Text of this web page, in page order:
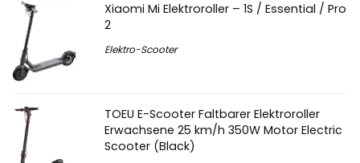
Xiaomi Mi Elektroroller – 1S / Essential / Pro
2
Elektro-Scooter
TOEU E-Scooter Faltbarer Elektroroller
Erwachsene 25 km/h 350W Motor Electric
Scooter (Black)